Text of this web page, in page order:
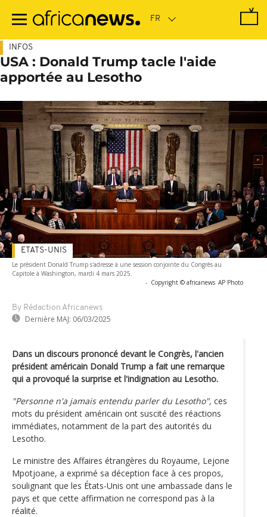
contenu
INFOS
USA : Donald Trump tacle l'aide
apportée au Lesotho
Le président Donald Trump s'adresse à une session conjointe du Congrès au
Capitole à Washington, mardi 4 mars 2025.
- Copyright © africanews AP Photo
By Rédaction Africanews
Dernière MAJ: 06/03/2025
ETATS-UNIS
Dans un discours prononcé devant le Congrès, l'ancien
président américain Donald Trump a fait une remarque
qui a provoqué la surprise et l'indignation au Lesotho.
"Personne n'a jamais entendu parler du Lesotho", ces
mots du président américain ont suscité des réactions
immédiates, notamment de la part des autorités du
Lesotho.
Le ministre des Affaires étrangères du Royaume, Lejone
Mpotjoane, a exprimé sa déception face à ces propos,
soulignant que les États-Unis ont une ambassade dans le
pays et que cette affirmation ne correspond pas à la
réalité.